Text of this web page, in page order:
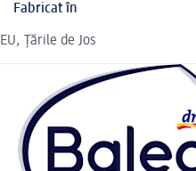
Fabricat în
EU, Țările de Jos